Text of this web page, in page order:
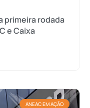
primeira rodada
e Caixa
ANEAC EM AÇÃO